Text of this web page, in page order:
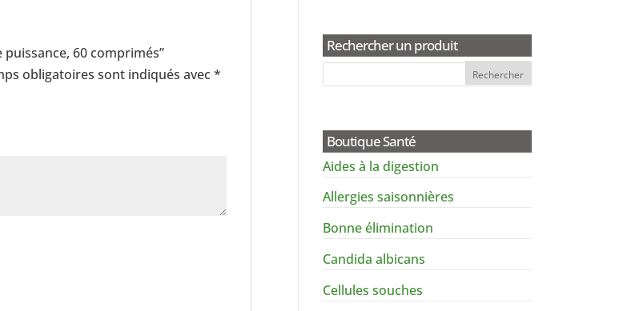
60 comprimés”
obligatoires sont indiqués avec*
Rechercher un produit
Boutique Santé
Aides à la digestion
Allergies saisonnières
Bonne élimination
Candida albicans
Cellules souches